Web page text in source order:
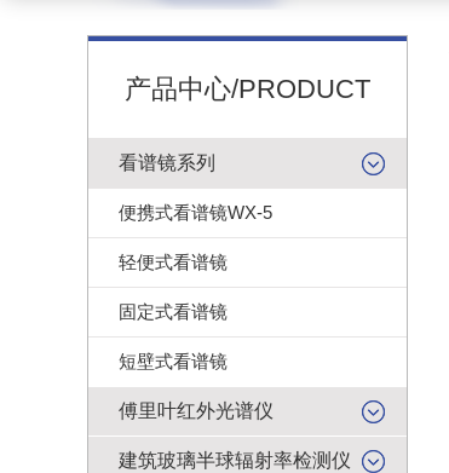
产品中心/PRODUCT
看谱镜系列
便携式看谱镜WX-5
轻便式看谱镜
固定式看谱镜
短壁式看谱镜
傅里叶红外光谱仪
建筑玻璃半球辐射率检测仪